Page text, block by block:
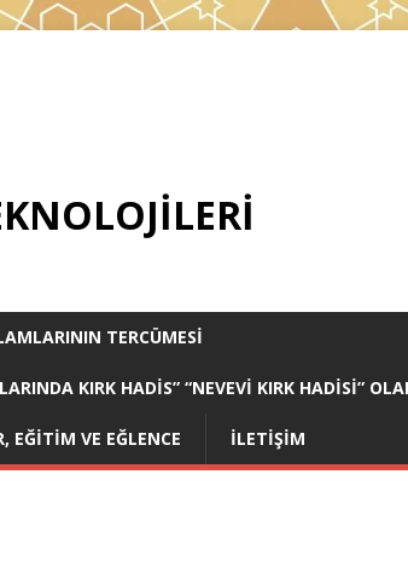
TERCÜMESI
KIRK HADIS” “NEVEVİ KIRK HADİSİ”
EĞITIM VE EĞLENCE İLETİŞİM